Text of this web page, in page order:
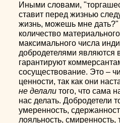
Иными словами,
ставит перед жизнью
жизнь, можешь мне
количество
максимального числа
добродетелями являются
гарантируют
сосуществование. Это –
ценности, так как они
не делали того, что сама
нас делать. Добродетели
умеренность,
лояльность, смиренность,